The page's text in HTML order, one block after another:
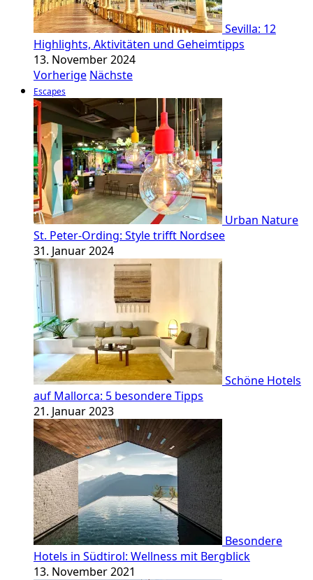
Sevilla: 12
Highlights, Aktivitäten und Geheimtipps
13. November 2024
Vorherige Nächste
Escapes
Urban Nature
St. Peter-Ording: Style trifft Nordsee
31. Januar 2024
Schöne Hotels
auf Mallorca: 5 besondere Tipps
21. Januar 2023
Besondere
Hotels in Südtirol: Wellness mit Bergblick
13. November 2021